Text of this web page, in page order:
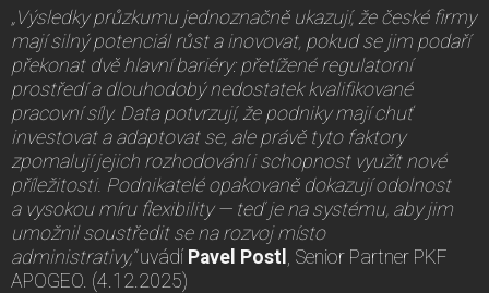
„Výsledky průzkumu jednoznačně ukazují, že české firmy
mají silný potenciál růst a inovovat, pokud se jim podaří
překonat dvě hlavní bariéry: přetížené regulatorní
prostředí a dlouhodobý nedostatek kvalifikované
pracovní síly. Data potvrzují, že podniky mají chuť
investovat a adaptovat se, ale právě tyto faktory
zpomalují jejich rozhodování i schopnost využít nové
příležitosti. Podnikatelé opakovaně dokazují odolnost
a vysokou míru flexibility — teď je na systému, aby jim
umožnil soustředit se na rozvoj místo
administrativy,“uvádí Pavel Postl
, Senior Partner PKF
APOGEO. (4.12.2025)